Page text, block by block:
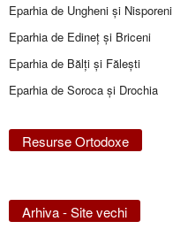
Eparhia de Ungheni și Nisporeni
Eparhia de Edineţ şi Briceni
Eparhia de Bălţi şi Făleşti
Eparhia de Soroca și Drochia
Resurse Ortodoxe
Arhiva - Site vechi